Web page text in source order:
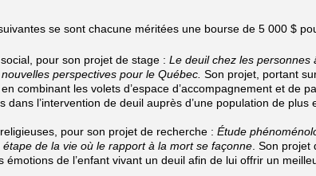
se sont chacune méritées une bourse de 5 000 $
social, pour son projet de stage : Le deuil chez les
perspectives pour le Québec. Son projet, portant
combinant les volets d’espace d’accompagnement et de
l’intervention de deuil auprès d’une population de plus
pour son projet de recherche : Étude
de la vie où le rapport à la mort se façonne . Son
de l’enfant vivant un deuil afin de lui offrir un